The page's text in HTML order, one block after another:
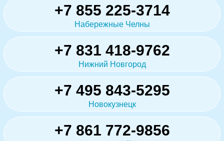
+7 855 225-3714
Набережные Челны
+7 831 418-9762
Нижний Новгород
+7 495 843-5295
Новокузнецк
+7 861 772-9856